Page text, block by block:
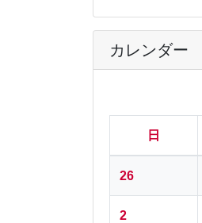
カレンダー
日
26
2